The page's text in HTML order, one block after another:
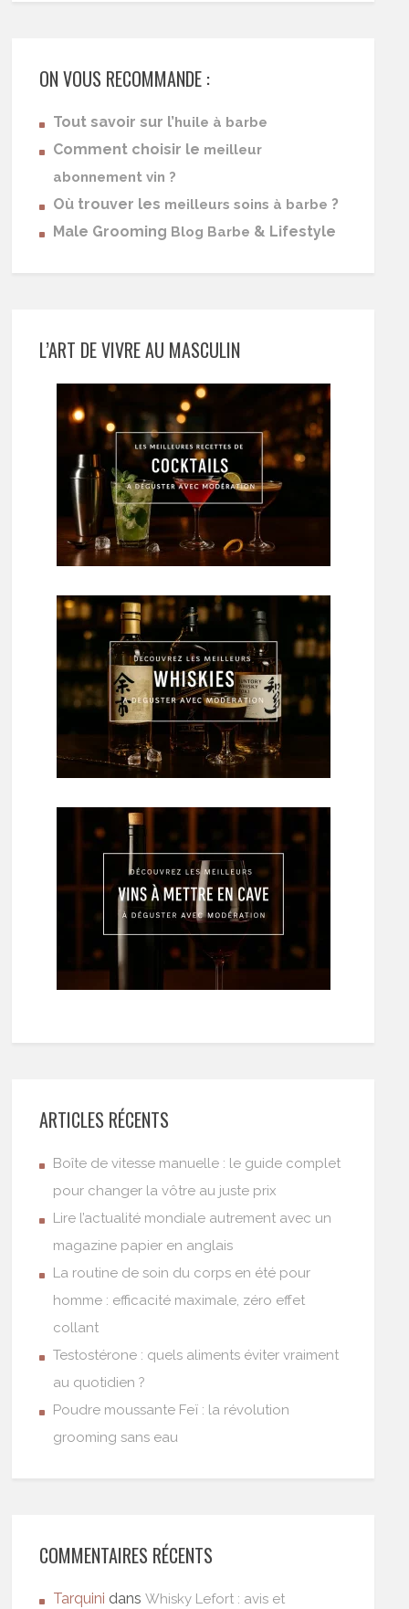
ON VOUS RECOMMANDE :
Tout savoir sur l’huile à barbe
Comment choisir le meilleur
abonnement vin ?
Où trouver les meilleurs soins à barbe ?
Male Grooming Blog Barbe & Lifestyle
L’ART DE VIVRE AU MASCULIN
ARTICLES RÉCENTS
Boîte de vitesse manuelle : le guide complet
pour changer la vôtre au juste prix
Lire l’actualité mondiale autrement avec un
magazine papier en anglais
La routine de soin du corps en été pour
homme : efficacité maximale, zéro effet
collant
Testostérone : quels aliments éviter vraiment
au quotidien ?
Poudre moussante Feï : la révolution
grooming sans eau
COMMENTAIRES RÉCENTS
Tarquini dansWhisky Lefort : avis et